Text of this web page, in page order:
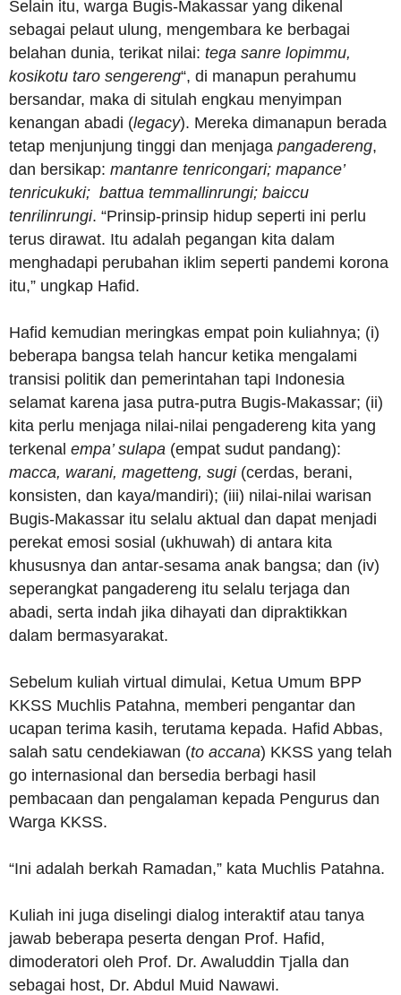
Selain itu, warga Bugis-Makassar yang dikenal
sebagai pelaut ulung, mengembara ke berbagai
belahan dunia, terikat nilai: tega sanre lopimmu,
kosikotu taro sengereng“, di manapun perahumu
bersandar, maka di situlah engkau menyimpan
kenangan abadi (legacy). Mereka dimanapun berada
tetap menjunjung tinggi dan menjaga pangadereng,
dan bersikap: mantanre tenricongari; mapance’
tenricukuki; battua temmallinrungi; baiccu
tenrilinrungi. “Prinsip-prinsip hidup seperti ini perlu
terus dirawat. Itu adalah pegangan kita dalam
menghadapi perubahan iklim seperti pandemi korona
itu,” ungkap Hafid.
Hafid kemudian meringkas empat poin kuliahnya; (i)
beberapa bangsa telah hancur ketika mengalami
transisi politik dan pemerintahan tapi Indonesia
selamat karena jasa putra-putra Bugis-Makassar; (ii)
kita perlu menjaga nilai-nilai pengadereng kita yang
terkenal empa’ sulapa (empat sudut pandang):
macca, warani, magetteng, sugi(cerdas, berani,
konsisten, dan kaya/mandiri); (iii) nilai-nilai warisan
Bugis-Makassar itu selalu aktual dan dapat menjadi
perekat emosi sosial (ukhuwah) di antara kita
khususnya dan antar-sesama anak bangsa; dan (iv)
seperangkat pangadereng itu selalu terjaga dan
abadi, serta indah jika dihayati dan dipraktikkan
dalam bermasyarakat.
Sebelum kuliah virtual dimulai, Ketua Umum BPP
KKSS Muchlis Patahna, memberi pengantar dan
ucapan terima kasih, terutama kepada. Hafid Abbas,
salah satu cendekiawan (to accana) KKSS yang telah
go internasional dan bersedia berbagi hasil
pembacaan dan pengalaman kepada Pengurus dan
Warga KKSS.
“Ini adalah berkah Ramadan,” kata Muchlis Patahna.
Kuliah ini juga diselingi dialog interaktif atau tanya
jawab beberapa peserta dengan Prof. Hafid,
dimoderatori oleh Prof. Dr. Awaluddin Tjalla dan
sebagai host, Dr. Abdul Muid Nawawi.